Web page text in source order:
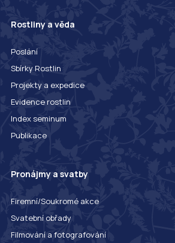
Rostliny a věda
Poslání
Sbírky Rostlin
Projekty a expedice
Evidence rostlin
Index seminum
Publikace
Pronájmy a svatby
Firemní/Soukromé akce
Svatební obřady
Filmování a fotografování